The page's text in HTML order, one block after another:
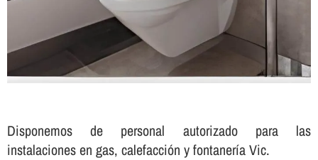
Disponemos de personal autorizado para las
instalaciones en gas, calefacción y fontanerí­a Vic.